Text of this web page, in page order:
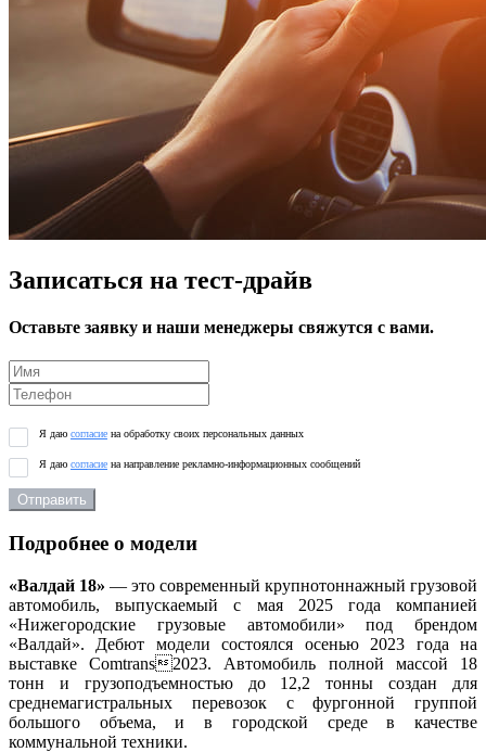
Записаться на тест-драйв
Оставьте заявку и наши менеджеры свяжутся с вами.
Я даю согласие на обработку своих персональных данных
Я даю согласие на направление рекламно-информационных сообщений
Отправить
Подробнее о модели
«Валдай 18» — это современный крупнотоннажный грузовой
автомобиль, выпускаемый с мая 2025 года компанией
«Нижегородские грузовые автомобили» под брендом
«Валдай». Дебют модели состоялся осенью 2023 года на
выставке Comtrans2023. Автомобиль полной массой 18
тонн и грузоподъемностью до 12,2 тонны создан для
среднемагистральных перевозок с фургонной группой
большого объема, и в городской среде в качестве
коммунальной техники.